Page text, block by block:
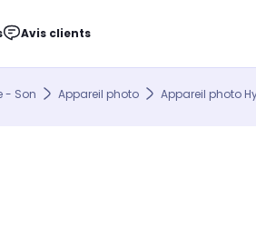
Avis clients
- Son Appareil photo Appareil photo